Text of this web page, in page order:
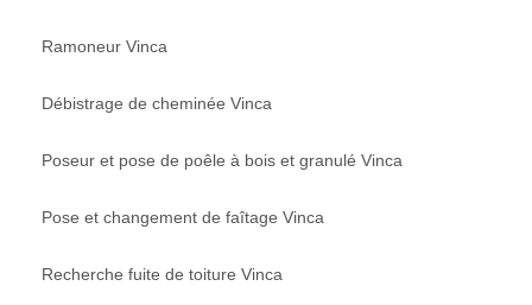
Ramoneur Vinca
Débistrage de cheminée Vinca
Poseur et pose de poêle à bois et granulé Vinca
Pose et changement de faîtage Vinca
Recherche fuite de toiture Vinca